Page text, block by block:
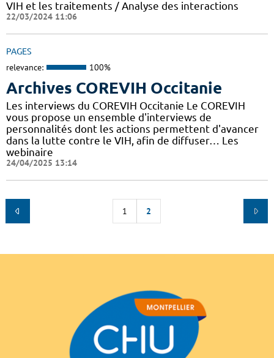
VIH et les traitements / Analyse des interactions
22/03/2024 11:06
PAGES
relevance: 100%
Archives COREVIH Occitanie
Les interviews du COREVIH Occitanie Le COREVIH
vous propose un ensemble d'interviews de
personnalités dont les actions permettent d'avancer
dans la lutte contre le VIH, afin de diffuser… Les
webinaire
24/04/2025 13:14
1 2